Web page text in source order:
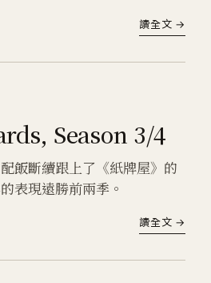
讀全文 →
Season 3/4
飯斷續跟上了《紙牌屋》的
表現遠勝前兩季。
讀全文 →